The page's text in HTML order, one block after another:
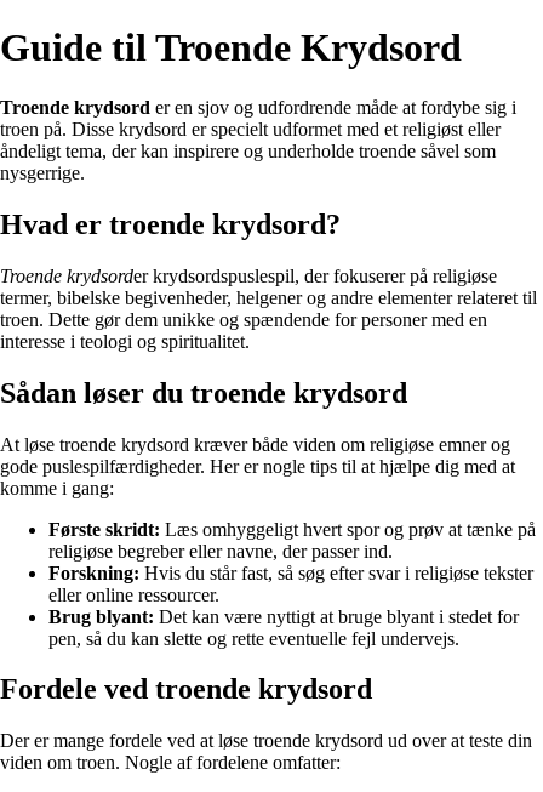
Guide til Troende Krydsord
Troende krydsord er en sjov og udfordrende måde at fordybe sig i
troen på. Disse krydsord er specielt udformet med et religiøst eller
åndeligt tema, der kan inspirere og underholde troende såvel som
nysgerrige.
Hvad er troende krydsord?
Troende krydsorder krydsordspuslespil, der fokuserer på religiøse
termer, bibelske begivenheder, helgener og andre elementer relateret til
troen. Dette gør dem unikke og spændende for personer med en
interesse i teologi og spiritualitet.
Sådan løser du troende krydsord
At løse troende krydsord kræver både viden om religiøse emner og
gode puslespilfærdigheder. Her er nogle tips til at hjælpe dig med at
komme i gang:
Første skridt: Læs omhyggeligt hvert spor og prøv at tænke på
religiøse begreber eller navne, der passer ind.
Forskning: Hvis du står fast, så søg efter svar i religiøse tekster
eller online ressourcer.
Brug blyant: Det kan være nyttigt at bruge blyant i stedet for
pen, så du kan slette og rette eventuelle fejl undervejs.
Fordele ved troende krydsord
Der er mange fordele ved at løse troende krydsord ud over at teste din
viden om troen. Nogle af fordelene omfatter: